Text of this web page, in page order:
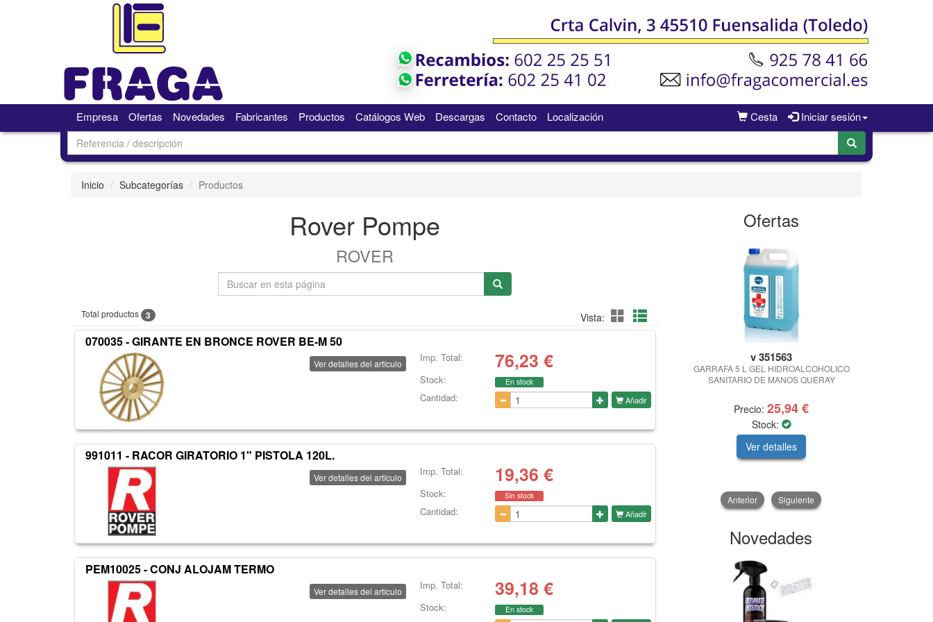
Cesta Iniciar sesión
Empresa Ofertas Novedades Fabricantes Productos Catálogos Web Descargas Contacto Localización
Inicio Subcategorías Productos
Rover Pompe
ROVER
Total productos 3 Vista:
070035 - GIRANTE EN BRONCE ROVER BE-M 50
Ver detalles del artículo Imp. Total: 76,23 €
Stock: En stock
Cantidad: Añadir
991011 - RACOR GIRATORIO 1" PISTOLA 120L.
Ver detalles del artículo Imp. Total: 19,36 €
Stock: Sin stock
Cantidad: Añadir
PEM10025 - CONJ ALOJAM TERMO
Ver detalles del artículo Imp. Total: 39,18 €
Stock: En stock
Ofertas
v 351563
GARRAFA 5 L GEL HIDROALCOHOLICO
SANITARIO DE MANOS QUERAY
Precio: 25,94 €
Stock:
Ver detalles
Anterior Siguiente
Novedades